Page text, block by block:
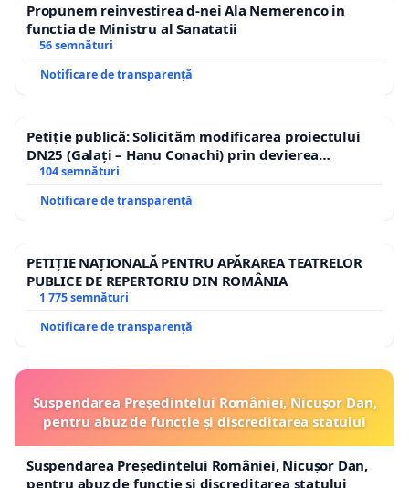
Propunem reinvestirea d-nei Ala Nemerenco in
functia de Ministru al Sanatatii
56 semnături
Notificare de transparență
Petiție publică: Solicităm modificarea proiectului
DN25 (Galați – Hanu Conachi) prin devierea
traseului în afara localităților!
104 semnături
Notificare de transparență
PETIȚIE NAȚIONALĂ PENTRU APĂRAREA TEATRELOR
PUBLICE DE REPERTORIU DIN ROMÂNIA
1 775 semnături
Notificare de transparență
Suspendarea Președintelui României, Nicușor Dan,
pentru abuz de funcție și discreditarea statului
Suspendarea Președintelui României, Nicușor Dan,
pentru abuz de funcție și discreditarea statului